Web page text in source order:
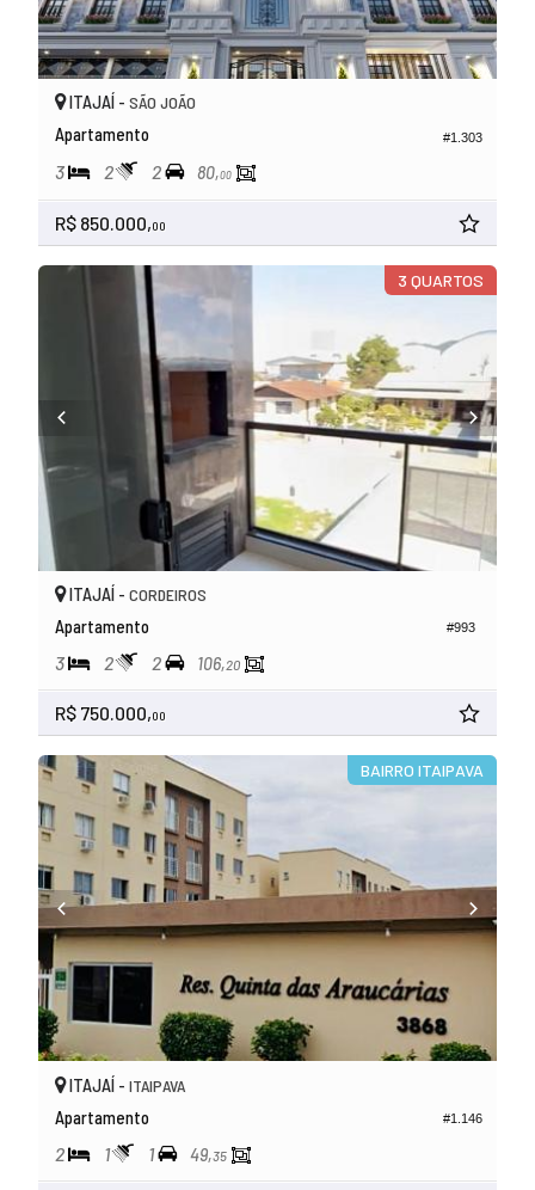
#1.303
ITAJAÍ - SÃO JOÃO
Apartamento
3 2 2 80,00
R$ 850.000,00
3 QUARTOS
#993
ITAJAÍ - CORDEIROS
Apartamento
3 2 2 106,20
R$ 750.000,00
BAIRRO ITAIPAVA
#1.146
ITAJAÍ - ITAIPAVA
Apartamento
2 1 1 49,35